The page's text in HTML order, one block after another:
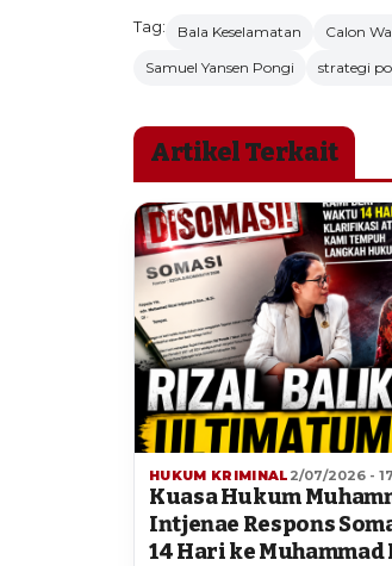
Tag: Bala Keselamatan Calon
Samuel Yansen Pongi
strategi
Artikel Terkait
HUKUM KRIMINAL 2/07/2026 -
Kuasa Hukum
Intjenae Respons
14 Hari ke